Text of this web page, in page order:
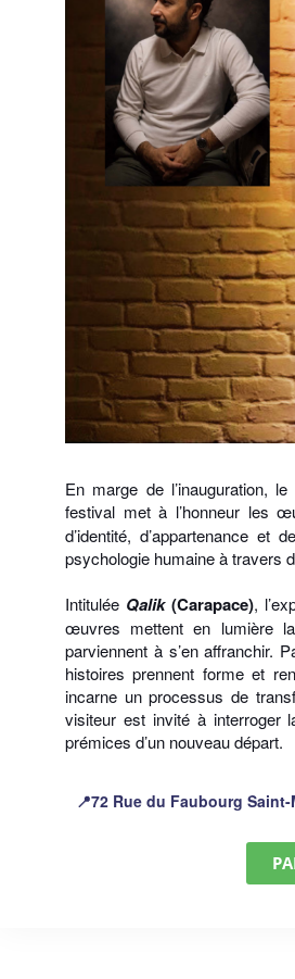
En marge de l’inauguration,
festival met à l’honneur les
d’identité, d’appartenance et
psychologie humaine à travers
Intitulée Qalik(Carapace),
œuvres mettent en lumière
parviennent à s’en affranchir.
histoires prennent forme et
incarne un processus de
visiteur est invité à interroger
prémices d’un nouveau départ.
📍72 Rue du Faubourg